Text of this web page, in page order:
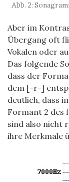
Aber im
Übergang oft
Vokalen oder
Das folgende
dass der
dem [-r-]
deutlich, dass
Formant 2 des
sind also nicht
ihre Merkmale